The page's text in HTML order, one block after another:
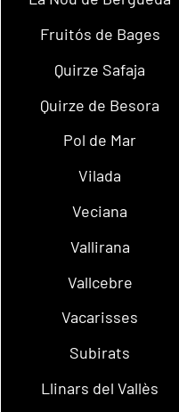
Fruitós de Bages
Quirze Safaja
Quirze de Besora
Pol de Mar
Vilada
Veciana
Vallirana
Vallcebre
Vacarisses
Subirats
Llinars del Vallès